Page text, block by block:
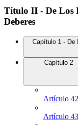
Título II - De Los
Deberes
Capítulo 1 - De
Capítulo 2
Artículo 42
Artículo 43